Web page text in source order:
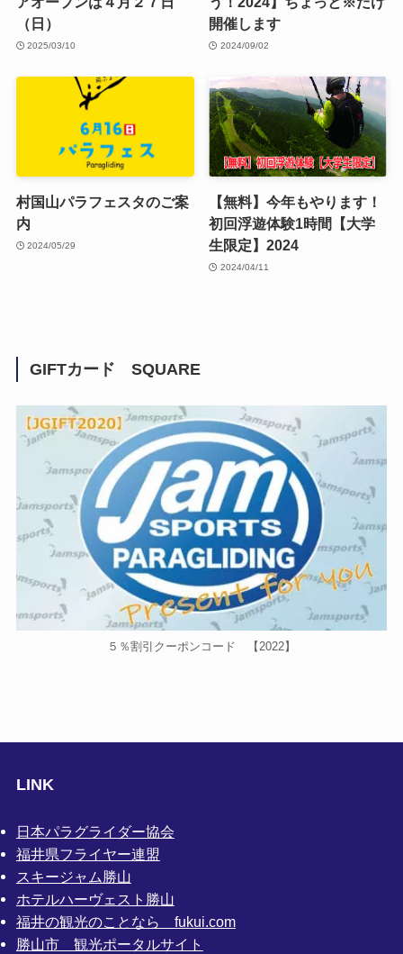
（日）
2025/03/10
開催します
2024/09/02
村国山パラフェスタのご案
内
2024/05/29
【無料】今年もやります！
初回浮遊体験1時間【大学
生限定】2024
2024/04/11
GIFTカード SQUARE
５％割引クーポンコード 【2022】
LINK
日本パラグライダー協会
福井県フライヤー連盟
スキージャム勝山
ホテルハーヴェスト勝山
福井の観光のことなら fukui.com
勝山市 観光ポータルサイト